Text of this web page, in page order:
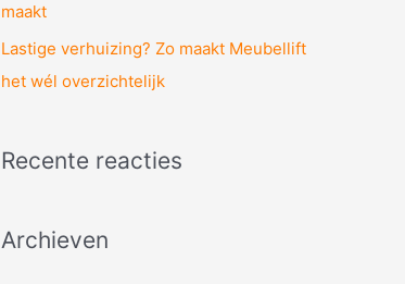
maakt
Lastige verhuizing? Zo maakt Meubellift
het wél overzichtelijk
Recente reacties
Archieven